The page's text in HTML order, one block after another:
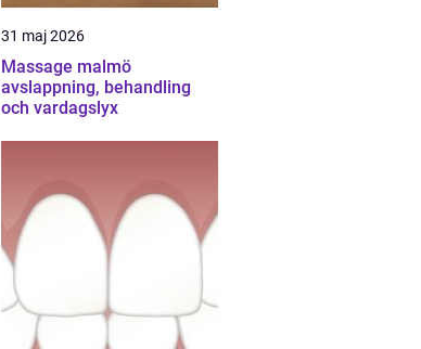
31 maj 2026
Massage malmö
avslappning, behandling
och vardagslyx